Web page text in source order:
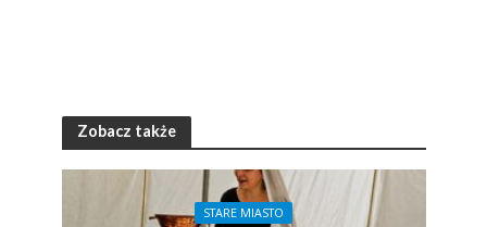
Zobacz także
STARE MIASTO